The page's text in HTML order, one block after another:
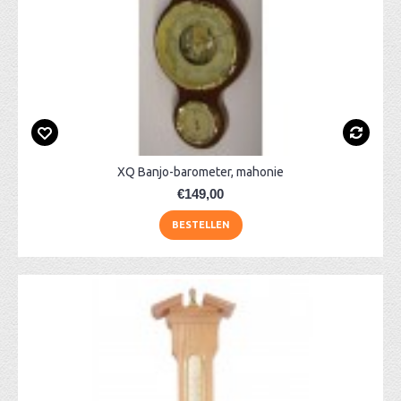
XQ Banjo-barometer, mahonie
€149,00
BESTELLEN